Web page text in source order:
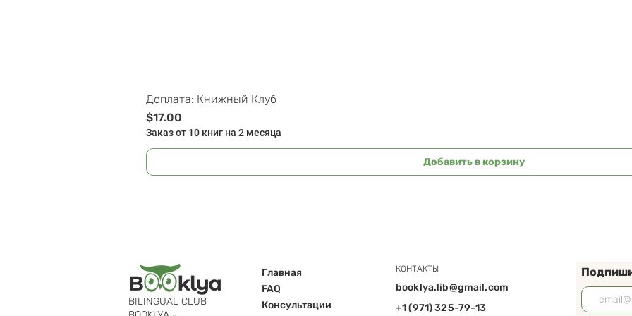
Доплата: Книжный Клуб
Цена
$17.00
Заказ от 10 книг на 2 месяца
Добавить в корзину
BILINGUAL CLUB
Главная
FAQ
Консультации
КОНТАКТЫ
booklya.lib@gmail.com
+1 (971) 325-79-13